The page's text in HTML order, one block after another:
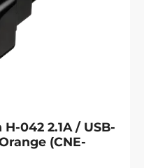
042 2.1A / USB-
(CNE-